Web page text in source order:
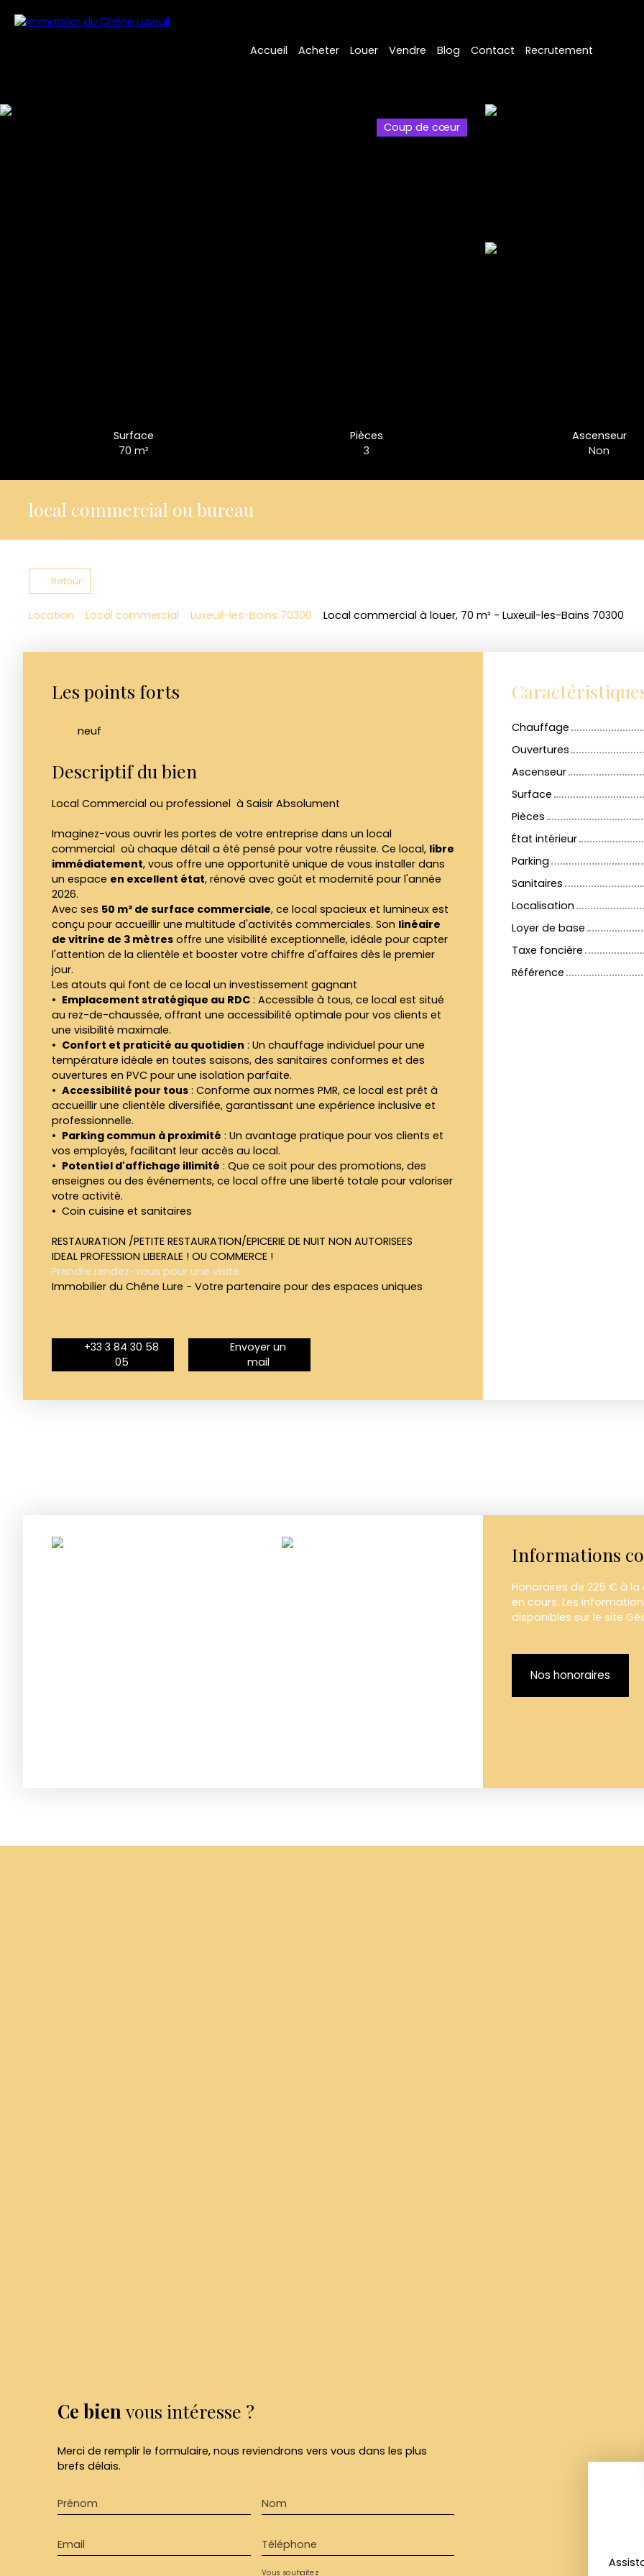
Accueil Acheter Louer Vendre Blog Contact Recrutement
Coup de cœur
Surface
70m²
Pièces
3
Ascenseur
Non
local commercial ou bureau
Retour
Location Local commercial Luxeuil-les-Bains 70300 Local commercial à louer, 70 m² - Luxeuil-les-Bains 70300
Les points forts
neuf
Descriptif du bien
Local Commercial ou professionel à Saisir Absolument
Imaginez-vous ouvrir les portes de votre entreprise dans un local
commercial où chaque détail a été pensé pour votre réussite. Ce local, libre
immédiatement, vous offre une opportunité unique de vous installer dans
un espace en excellent état, rénové avec goût et modernité pour l'année
2026.
Avec ses 50 m² de surface commerciale, ce local spacieux et lumineux est
conçu pour accueillir une multitude d'activités commerciales. Son linéaire
de vitrine de 3 mètres offre une visibilité exceptionnelle, idéale pour capter
l'attention de la clientèle et booster votre chiffre d'affaires dès le premier
jour.
Les atouts qui font de ce local un investissement gagnant
Emplacement stratégique au RDC : Accessible à tous, ce local est situé
au rez-de-chaussée, offrant une accessibilité optimale pour vos clients et
une visibilité maximale.
Confort et praticité au quotidien : Un chauffage individuel pour une
température idéale en toutes saisons, des sanitaires conformes et des
ouvertures en PVC pour une isolation parfaite.
Accessibilité pour tous : Conforme aux normes PMR, ce local est prêt à
accueillir une clientèle diversifiée, garantissant une expérience inclusive et
professionnelle.
Parking commun à proximité : Un avantage pratique pour vos clients et
vos employés, facilitant leur accès au local.
Potentiel d'affichage illimité : Que ce soit pour des promotions, des
enseignes ou des événements, ce local offre une liberté totale pour valoriser
votre activité.
Coin cuisine et sanitaires
RESTAURATION /PETITE RESTAURATION/EPICERIE DE NUIT NON AUTORISEES
IDEAL PROFESSION LIBERALE ! OU COMMERCE !
Prendre rendez-vous pour une visite
Immobilier du Chêne Lure - Votre partenaire pour des espaces uniques
+33 3 84 30 58
05
Envoyer un
mail
Chauffage
Ouvertures
Ascenseur
Surface
Pièces
État intérieur
Parking
Sanitaires
Localisation
Loyer de base
Taxe foncière
Référence
Informations
Honoraires de 225 € à
en cours. Les
disponibles sur le site
Nos honoraires
Ce bien vous intéresse ?
Merci de remplir le formulaire, nous reviendrons vers vous dans les plus
brefs délais.
Prénom Nom
Email Téléphone
Vous souhaitez